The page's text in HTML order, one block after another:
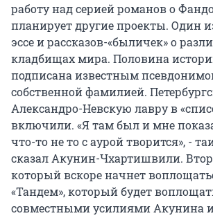
работу над серией романов о
планирует другие проекты. Один
эссе и рассказов-«быличек» о
кладбищах мира. Половина
подписана известным
собственной фамилией.
Александро-Невскую лавру в
включили. «Я там был и мне
что-то не то с аурой творится», -
сказал Акунин-Чхартишвили.
который вскоре начнет
«Тандем», который будет
совместными усилиями Акунина